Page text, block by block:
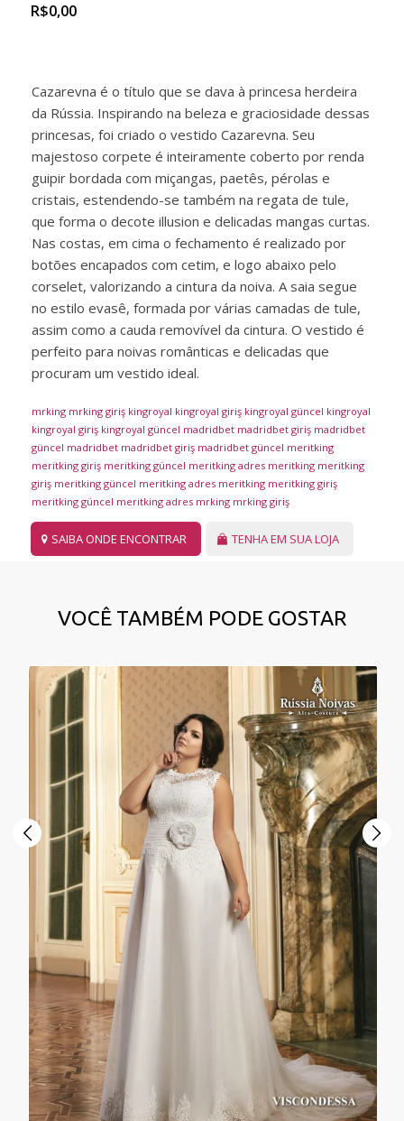
R$0,00
Cazarevna é o título que se dava à princesa herdeira
da Rússia. Inspirando na beleza e graciosidade dessas
princesas, foi criado o vestido Cazarevna. Seu
majestoso corpete é inteiramente coberto por renda
guipir bordada com miçangas, paetês, pérolas e
cristais, estendendo-se também na regata de tule,
que forma o decote illusion e delicadas mangas curtas.
Nas costas, em cima o fechamento é realizado por
botões encapados com cetim, e logo abaixo pelo
corselet, valorizando a cintura da noiva. A saia segue
no estilo evasê, formada por várias camadas de tule,
assim como a cauda removível da cintura. O vestido é
perfeito para noivas românticas e delicadas que
procuram um vestido ideal.
mrking mrking giriş kingroyal kingroyal giriş kingroyal güncel kingroyal
kingroyal giriş kingroyal güncel madridbet madridbet giriş madridbet
güncel madridbet madridbet giriş madridbet güncel meritking
meritking giriş meritking güncel meritking adres meritking meritking
giriş meritking güncel meritking adres meritking meritking giriş
meritking güncel meritking adres mrking mrking giriş
SAIBA ONDE ENCONTRAR TENHA EM SUA LOJA
VOCÊ TAMBÉM PODE GOSTAR